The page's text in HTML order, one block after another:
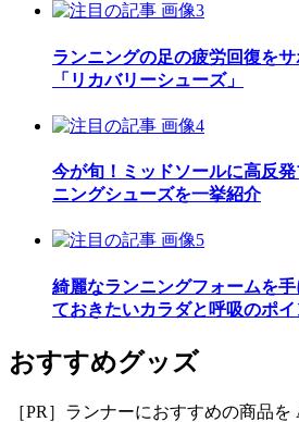
ランニングの足の疲労回復を
「リカバリーシューズ」
今が旬！ミッドソールに高反
ニングシューズを一挙紹介
綺麗なランニングフォームを
ておきたいカラダと呼吸のポイ
おすすめグッズ
［PR］ランナーにおすすめの商品を